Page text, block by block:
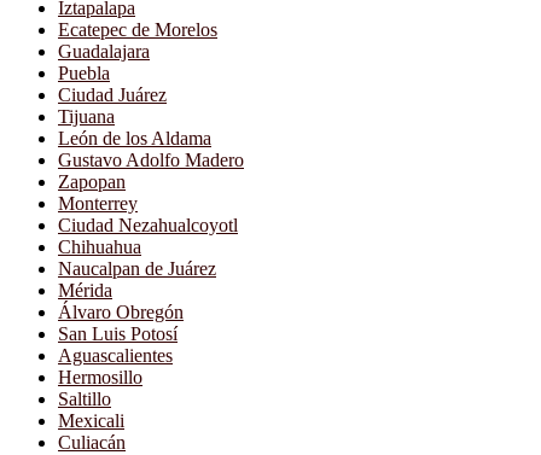
Iztapalapa
Ecatepec de Morelos
Guadalajara
Puebla
Ciudad Juárez
Tijuana
León de los Aldama
Gustavo Adolfo Madero
Zapopan
Monterrey
Ciudad Nezahualcoyotl
Chihuahua
Naucalpan de Juárez
Mérida
Álvaro Obregón
San Luis Potosí
Aguascalientes
Hermosillo
Saltillo
Mexicali
Culiacán